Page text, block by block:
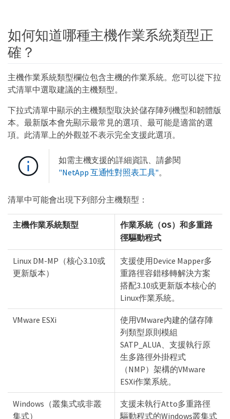
如何知道哪種主機作業系統類型正
確？
主機作業系統類型欄位包含主機的作業系統。您可以從下拉
式清單中選取建議的主機類型。
下拉式清單中顯示的主機類型取決於儲存陣列機型和韌體版
本。最新版本會先顯示最常見的選項、最可能是適當的選
項。此清單上的外觀並不表示完全支援此選項。
如需主機支援的詳細資訊、請參閱
"NetApp 互通性對照表工具"。
清單中可能會出現下列部分主機類型：
主機作業系統類型
作業系統（OS）和多重路
徑驅動程式
Linux DM-MP（核心3.10或
更新版本）
支援使用Device Mapper多
重路徑容錯移轉解決方案
搭配3.10或更新版本核心的
Linux作業系統。
VMware ESXi
使用VMware內建的儲存陣
列類型原則模組
SATP_ALUA、支援執行原
生多路徑外掛程式
（NMP）架構的VMware
ESXi作業系統。
Windows（叢集式或非叢
集式）
支援未執行Atto多重路徑
驅動程式的Windows叢集式